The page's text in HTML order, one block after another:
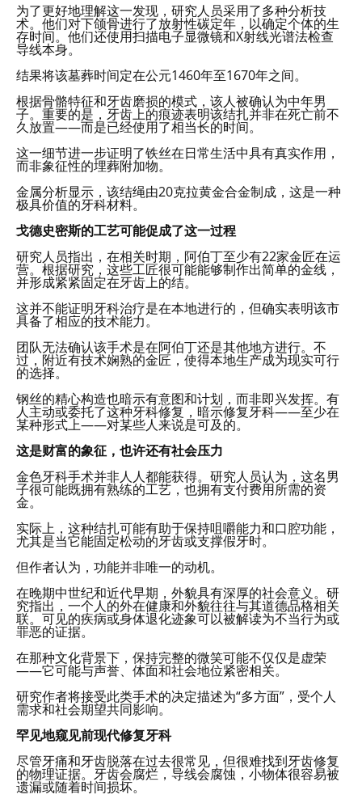
为了更好地理解这一发现，研究人员采用了多种分析技
术。他们对下颌骨进行了放射性碳定年，以确定个体的生
存时间。他们还使用扫描电子显微镜和X射线光谱法检查
导线本身。
结果将该墓葬时间定在公元1460年至1670年之间。
根据骨骼特征和牙齿磨损的模式，该人被确认为中年男
子。重要的是，牙齿上的痕迹表明该结扎并非在死亡前不
久放置——而是已经使用了相当长的时间。
这一细节进一步证明了铁丝在日常生活中具有真实作用，
而非象征性的埋葬附加物。
金属分析显示，该结绳由20克拉黄金合金制成，这是一种
极具价值的牙科材料。
戈德史密斯的工艺可能促成了这一过程
研究人员指出，在相关时期，阿伯丁至少有22家金匠在运
营。根据研究，这些工匠很可能能够制作出简单的金线，
并形成紧紧固定在牙齿上的结。
这并不能证明牙科治疗是在本地进行的，但确实表明该市
具备了相应的技术能力。
团队无法确认该手术是在阿伯丁还是其他地方进行。不
过，附近有技术娴熟的金匠，使得本地生产成为现实可行
的选择。
钢丝的精心构造也暗示有意图和计划，而非即兴发挥。有
人主动或委托了这种牙科修复，暗示修复牙科——至少在
某种形式上——对某些人来说是可及的。
这是财富的象征，也许还有社会压力
金色牙科手术并非人人都能获得。研究人员认为，这名男
子很可能既拥有熟练的工艺，也拥有支付费用所需的资
金。
实际上，这种结扎可能有助于保持咀嚼能力和口腔功能，
尤其是当它能固定松动的牙齿或支撑假牙时。
但作者认为，功能并非唯一的动机。
在晚期中世纪和近代早期，外貌具有深厚的社会意义。研
究指出，一个人的外在健康和外貌往往与其道德品格相关
联。可见的疾病或身体退化迹象可以被解读为不当行为或
罪恶的证据。
在那种文化背景下，保持完整的微笑可能不仅仅是虚荣
——它可能与声誉、体面和社会地位紧密相关。
研究作者将接受此类手术的决定描述为“多方面”，受个人
需求和社会期望共同影响。
罕见地窥见前现代修复牙科
尽管牙痛和牙齿脱落在过去很常见，但很难找到牙齿修复
的物理证据。牙齿会腐烂，导线会腐蚀，小物体很容易被
遗漏或随着时间损坏。